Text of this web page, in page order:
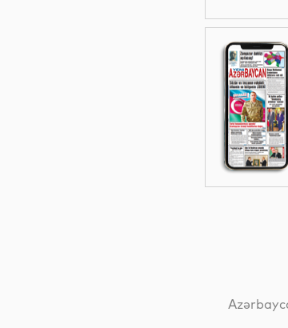
Siyasət
Dünya